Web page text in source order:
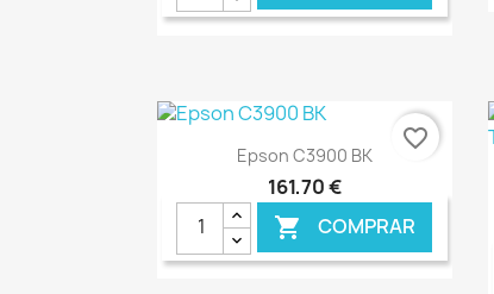
Ver+
Epson C3900 BK
161,70 €
 COMPRAR
favorite_border